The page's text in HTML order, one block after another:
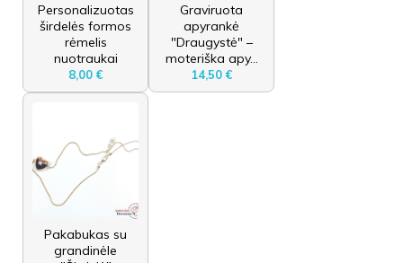
Personalizuotas
širdelės formos
rėmelis
nuotraukai
8,00 €
Graviruota
apyrankė
"Draugystė" –
moteriška apy...
14,50 €
Pakabukas su
grandinėle